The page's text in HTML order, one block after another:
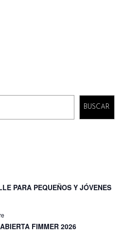
BUSCAR
PARA PEQUEÑOS Y JÓVENES
FIMMER 2026